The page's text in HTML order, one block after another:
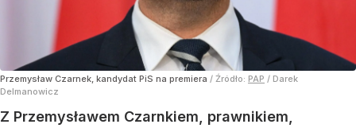
Przemysław Czarnek, kandydat PiS na premiera / Źródło: PAP / Darek
Delmanowicz
Z Przemysławem Czarnkiem, prawnikiem,